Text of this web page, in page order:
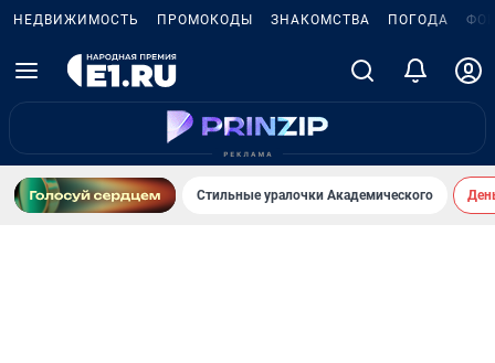
НЕДВИЖИМОСТЬ ПРОМОКОДЫ ЗНАКОМСТВА ПОГОДА
Стильные уралочки Академического